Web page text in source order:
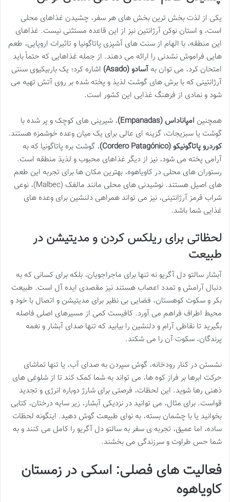
یکی از لذت بخش ترین بخش های هر سفر، چشیدن غذاهای محلی
است، و استان نوکن آرژانتین نیز از این قاعده مستثنی نیست. غذاهای
این منطقه، با الهام از سنت های آشپزی پاتاگونیا و تاثیرات اروپایی، طعم
هایی فراموش نشدنی را ارائه می دهند. از جمله غذاهایی که حتماً باید
امتحان کرد، می توان بهآسادو (Asado)
اشاره کرد؛ یک باربیکیوی سنتی
آرژانتینی که با برش های گوشت لذیذ و پخته شده بر روی آتش تهیه می
شود و نمادی از فرهنگ غذایی این کشور است.
همچنین امپاناداس (Empanadas)
، شیرینی های کوچک و پر شده با
گوشت یا سبزیجات، گزینه ای عالی برای یک میان وعده خوشمزه هستند.
کوردرو پاتاگونیکو (Cordero Patagónico)
، گوشت بره پاتاگونیا که به
آرامی پخته می شود، نیز از دیگر غذاهای محبوب و لذیذ منطقه است.
رستوران های محلی در کاویاهوه، بهترین مکان ها برای تجربه این طعم
های اصیل هستند. نوشیدنی های محلی مانند مالفک (Malbec)، نوعی
شراب قرمز آرژانتینی، نیز می تواند همراهی دلنشین برای وعده های
غذایی شما باشد.
لحظاتی برای ریلکس کردن و مدیتیشن در
طبیعت
آبشار سالتو دل آگریو نه تنها برای ماجراجویان، بلکه برای کسانی که به
دنبال آرامش و تمدد اعصاب هستند نیز مقصدی ایده آل است. طبیعت
بکر و سکوت کوهستان، فضایی بی نظیر برای مدیتیشن و اتصال با خود و
محیط اطراف فراهم می آورد. کافیست کمی از مسیرهای اصلی فاصله
بگیرید تا نقاطی آرام و دلنشین را بیابید که تنها صدای آبشار و نغمه
پرندگان، سکوت آن را می شکند.
نشستن در کنار رودخانه، گوش سپردن به صدای آب، یا تنها تماشای
حرکت ابرها بر فراز کوه ها، می تواند به شما کمک کند تا از شلوغی های
ذهنی رها شوید. این لحظات، فرصتی برای شارژ دوباره انرژی و تجدید
قواست. برای مثال، می توانید در نزدیکی آبشار، زیر سایه درختان، کتابی
بخوانید یا با چشمان بسته، به نوای طبیعت گوش دهید. اینگونه لحظات
ساده، اما عمیق، تجربه ی سفر به سالتو دل آگریو را کامل می کنند و به
شما حس طراوت و سرزندگی می بخشند.
فعالیت های فصلی: اسکی در زمستان
کاویاهوه